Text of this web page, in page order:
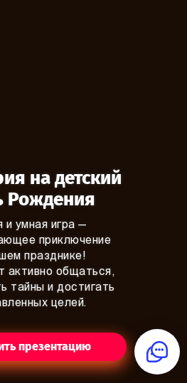
на детский
Рождения
и умная игра —
приключение
празднике!
активно общаться,
тайны и достигать
целей.
презентацию